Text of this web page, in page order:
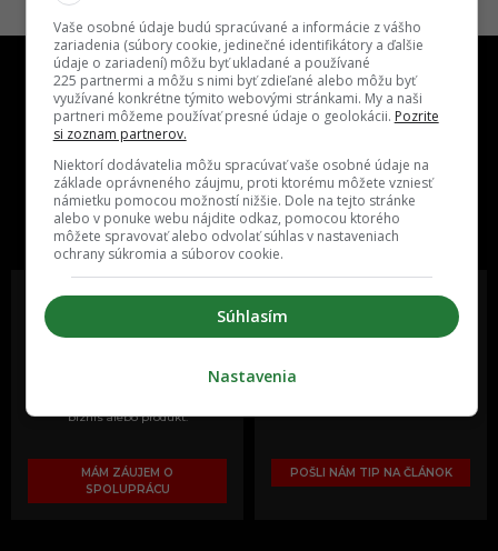
One time najzábavnejšie miesto na
slovenskom internete, next time
najzabávnejšie miesto na svete
biznis alebo produkt.
MÁM ZÁUJEM O
SPOLUPRÁCU
poznáš niekoho, o kom by sme
POŠLI NÁM TIP NA ČLÁNOK
Vaše osobné údaje budú spracúvané a informácie z vášho
zariadenia (súbory cookie, jedinečné identifikátory a ďalšie
údaje o zariadení) môžu byť ukladané a používané
225 partnermi a môžu s nimi byť zdieľané alebo môžu byť
využívané konkrétne týmito webovými stránkami. My a naši
partneri môžeme používať presné údaje o geolokácii. Pozrite
si zoznam partnerov.
Niektorí dodávatelia môžu spracúvať vaše osobné údaje na
základe oprávneného záujmu, proti ktorému môžete vzniesť
námietku pomocou možností nižšie. Dole na tejto stránke
alebo v ponuke webu nájdite odkaz, pomocou ktorého
môžete spravovať alebo odvolať súhlas v nastaveniach
ochrany súkromia a súborov cookie.
Súhlasím
Nastavenia